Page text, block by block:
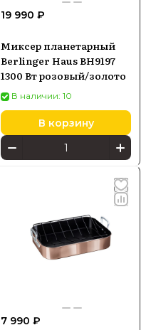
19 990 ₽
Миксер планетарный
Berlinger Haus BH9197
1300 Вт розовый/золото
В наличии: 10
В корзину
7 990 ₽